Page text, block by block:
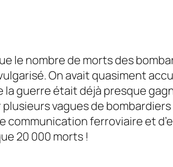
le nombre de morts des
On avait quasiment
guerre était déjà presque
vagues de
ferroviaire et
20 000 morts !